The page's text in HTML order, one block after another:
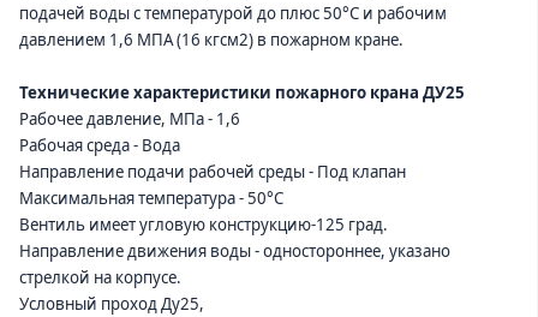
подачей воды с температурой до плюс 50°C и рабочим
давлением 1,6 МПА (16 кгсм2) в пожарном кране.
Технические характеристики пожарного крана ДУ25
Рабочее давление, МПа - 1,6
Рабочая среда - Вода
Направление подачи рабочей среды - Под клапан
Максимальная температура - 50°С
Вентиль имеет угловую конструкцию-125 град.
Направление движения воды - одностороннее, указано
стрелкой на корпусе.
Условный проход Ду25,